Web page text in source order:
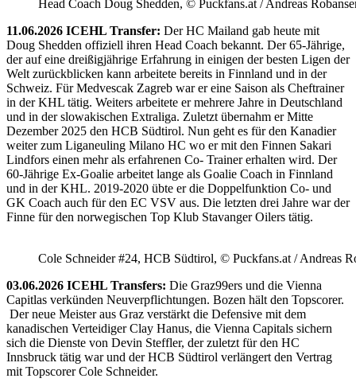
Head Coach Doug Shedden, © Puckfans.at / Andreas
11.06.2026 ICEHL Transfer: Der HC Mailand gab heute mit
Doug Shedden offiziell ihren Head Coach bekannt. Der 65-Jährige,
der auf eine dreißigjährige Erfahrung in einigen der besten Ligen der
Welt zurückblicken kann arbeitete bereits in Finnland und in der
Schweiz. Für Medvescak Zagreb war er eine Saison als Cheftrainer
in der KHL tätig. Weiters arbeitete er mehrere Jahre in Deutschland
und in der slowakischen Extraliga. Zuletzt übernahm er Mitte
Dezember 2025 den HCB Südtirol. Nun geht es für den Kanadier
weiter zum Liganeuling Milano HC wo er mit den Finnen Sakari
Lindfors einen mehr als erfahrenen Co- Trainer erhalten wird. Der
60-Jährige Ex-Goalie arbeitet lange als Goalie Coach in Finnland
und in der KHL. 2019-2020 übte er die Doppelfunktion Co- und
GK Coach auch für den EC VSV aus. Die letzten drei Jahre war der
Finne für den norwegischen Top Klub Stavanger Oilers tätig.
Cole Schneider #24, HCB Südtirol, © Puckfans.at / Andreas
03.06.2026 ICEHL Transfers: Die Graz99ers und die Vienna
Capitlas verkünden Neuverpflichtungen. Bozen hält den Topscorer.
Der neue Meister aus Graz verstärkt die Defensive mit dem
kanadischen Verteidiger Clay Hanus, die Vienna Capitals sichern
sich die Dienste von Devin Steffler, der zuletzt für den HC
Innsbruck tätig war und der HCB Südtirol verlängert den Vertrag
mit Topscorer Cole Schneider.